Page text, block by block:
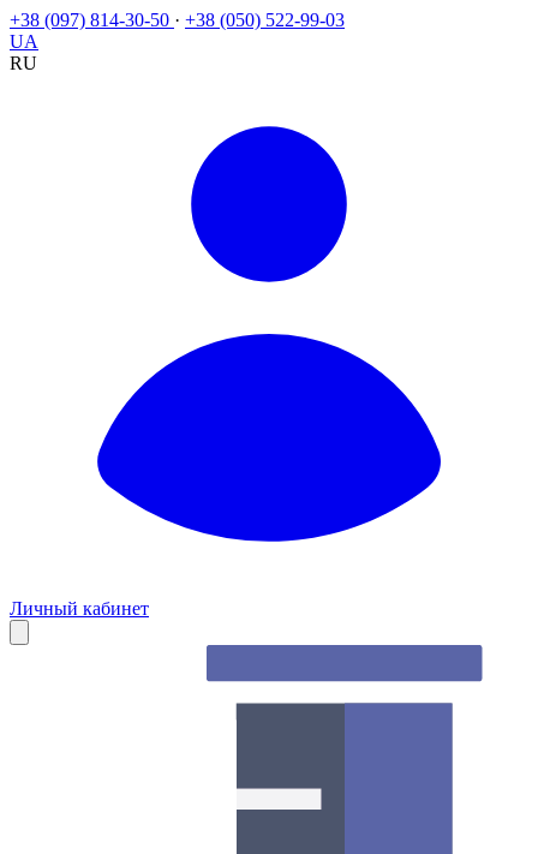
+38 (097) 814-30-50 · +38 (050) 522-99-03
UA
RU
Личный кабинет